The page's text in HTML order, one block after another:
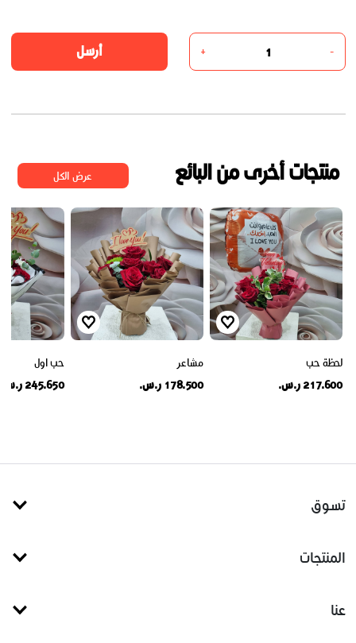
-
+ أرسل
منتجات أخرى من البائع عرض الكل
لحظة حب
217.600 ر.س.
مشاعر
178.500 ر.س.
حب اول
245.650 ر.س.
تسوق
المنتجات
عنا